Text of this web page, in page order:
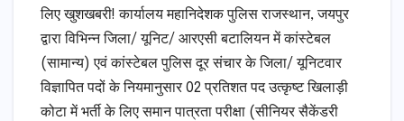
लिए खुशखबरी! कार्यालय महानिदेशक पुलिस राजस्थान, जयपुर
द्वारा विभिन्न जिला/ यूनिट/ आरएसी बटालियन में कांस्टेबल
(सामान्य) एवं कांस्टेबल पुलिस दूर संचार के जिला/ यूनिटवार
विज्ञापित पदों के नियमानुसार 02 प्रतिशत पद उत्कृष्ट खिलाड़ी
कोटा में भर्ती के लिए समान पात्रता परीक्षा (सीनियर सैकेंडरी